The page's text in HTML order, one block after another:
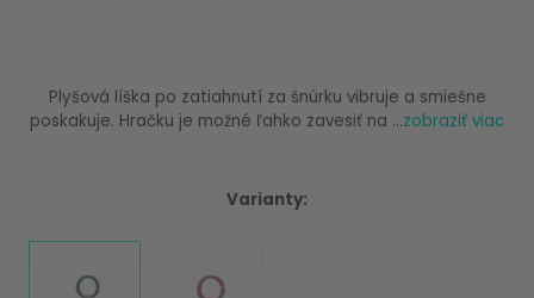
Plyšová líška po zatiahnutí za šnúrku vibruje a smiešne
poskakuje. Hračku je možné ľahko zavesiť na ...zobraziť viac
Varianty: